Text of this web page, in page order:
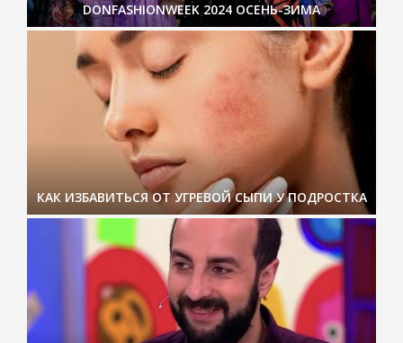
DONFASHIONWEEK 2024 ОСЕНЬ-ЗИМА
КАК ИЗБАВИТЬСЯ ОТ УГРЕВОЙ СЫПИ У ПОДРОСТКА